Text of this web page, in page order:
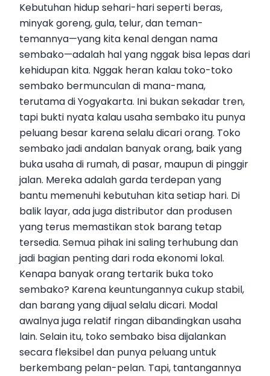
Kebutuhan hidup sehari-hari seperti beras,
minyak goreng, gula, telur, dan teman-
temannya—yang kita kenal dengan nama
sembako—adalah hal yang nggak bisa lepas dari
kehidupan kita. Nggak heran kalau toko-toko
sembako bermunculan di mana-mana,
terutama di Yogyakarta. Ini bukan sekadar tren,
tapi bukti nyata kalau usaha sembako itu punya
peluang besar karena selalu dicari orang. Toko
sembako jadi andalan banyak orang, baik yang
buka usaha di rumah, di pasar, maupun di pinggir
jalan. Mereka adalah garda terdepan yang
bantu memenuhi kebutuhan kita setiap hari. Di
balik layar, ada juga distributor dan produsen
yang terus memastikan stok barang tetap
tersedia. Semua pihak ini saling terhubung dan
jadi bagian penting dari roda ekonomi lokal.
Kenapa banyak orang tertarik buka toko
sembako? Karena keuntungannya cukup stabil,
dan barang yang dijual selalu dicari. Modal
awalnya juga relatif ringan dibandingkan usaha
lain. Selain itu, toko sembako bisa dijalankan
secara fleksibel dan punya peluang untuk
berkembang pelan-pelan. Tapi, tantangannya